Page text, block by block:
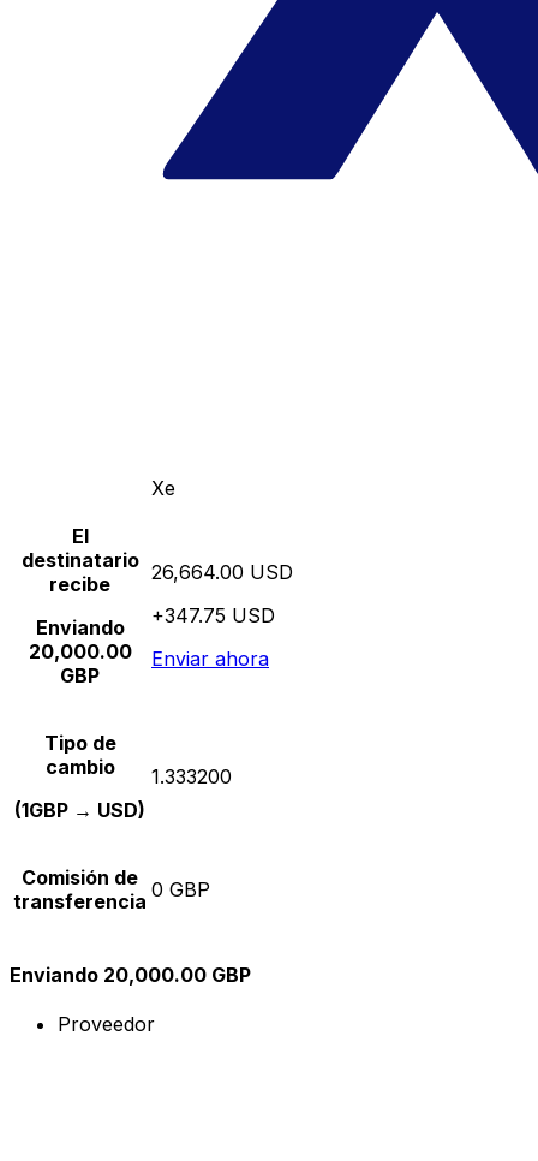
Xe
El
destinatario
recibe
Enviando
20,000.00
GBP
26,664.00 USD
+347.75 USD
Enviar ahora
Tipo de
cambio
(1GBP → USD)
1.333200
Comisión de
transferencia 0 GBP
Enviando 20,000.00 GBP
Proveedor